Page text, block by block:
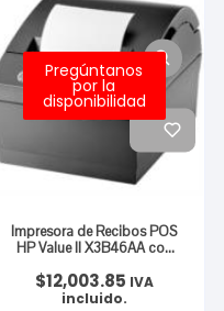
Pregúntanos
por la
disponibilidad
Impresora de Recibos POS
HP Value II X3B46AA con
$12,003.85 IVA
incluido.